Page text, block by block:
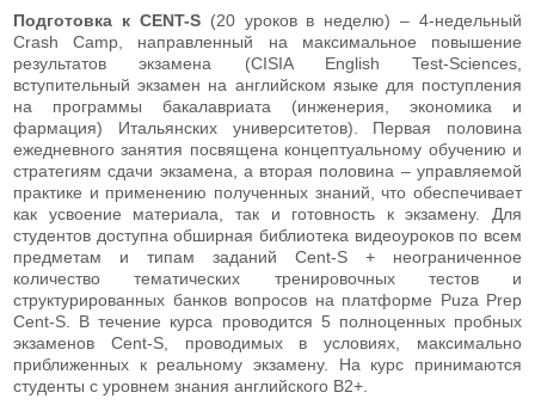
Подготовка к CENT-S(20 уроков в неделю) – 4-недельный
Crash Camp, направленный на максимальное повышение
результатов экзамена (CISIA English Test-Sciences,
вступительный экзамен на английском языке для поступления
на программы бакалавриата (инженерия, экономика и
фармация) Итальянских университетов). Первая половина
ежедневного занятия посвящена концептуальному обучению и
стратегиям сдачи экзамена, а вторая половина – управляемой
практике и применению полученных знаний, что обеспечивает
как усвоение материала, так и готовность к экзамену. Для
студентов доступна обширная библиотека видеоуроков по всем
предметам и типам заданий Cent-S + неограниченное
количество тематических тренировочных тестов и
структурированных банков вопросов на платформе Puza Prep
Cent-S. В течение курса проводится 5 полноценных пробных
экзаменов Cent-S, проводимых в условиях, максимально
приближенных к реальному экзамену. На курс принимаются
студенты с уровнем знания английского В2+.